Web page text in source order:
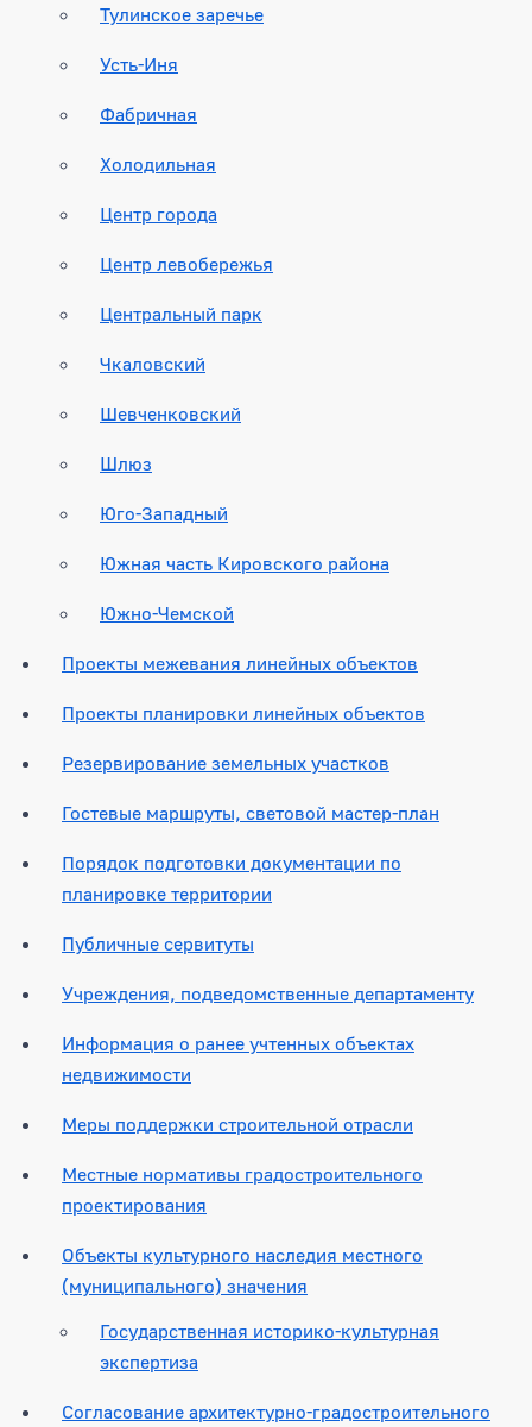
Тулинское заречье
Усть-Иня
Фабричная
Холодильная
Центр города
Центр левобережья
Центральный парк
Чкаловский
Шевченковский
Шлюз
Юго-Западный
Южная часть Кировского района
Южно-Чемской
Проекты межевания линейных объектов
Проекты планировки линейных объектов
Резервирование земельных участков
Гостевые маршруты, световой мастер-план
Порядок подготовки документации по
планировке территории
Публичные сервитуты
Учреждения, подведомственные департаменту
Информация о ранее учтенных объектах
недвижимости
Меры поддержки строительной отрасли
Местные нормативы градостроительного
проектирования
Объекты культурного наследия местного
(муниципального) значения
Государственная историко-культурная
экспертиза
Согласование архитектурно-градостроительного